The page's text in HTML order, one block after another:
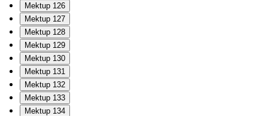
Mektup 126
Mektup 127
Mektup 128
Mektup 129
Mektup 130
Mektup 131
Mektup 132
Mektup 133
Mektup 134